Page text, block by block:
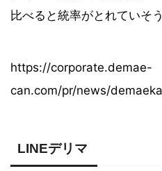
比べると統率がとれていそ
https://corporate.demae-
can.com/pr/news/
LINEデリマ